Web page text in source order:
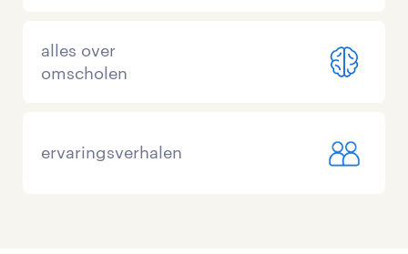
alles over
omscholen
ervaringsverhalen